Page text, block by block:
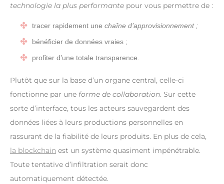
technologie la plus performante pour vous permettre de :
tracer rapidement une chaîne d’approvisionnement ;
bénéficier de données vraies ;
profiter d’une totale transparence.
Plutôt que sur la base d’un organe central, celle-ci
fonctionne par une forme de collaboration. Sur cette
sorte d’interface, tous les acteurs sauvegardent des
données liées à leurs productions personnelles en
rassurant de la fiabilité de leurs produits. En plus de cela,
la blockchain est un système quasiment impénétrable.
Toute tentative d’infiltration serait donc
automatiquement détectée.